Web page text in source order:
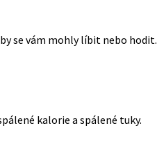
se vám mohly líbit nebo hodit.
kalorie a spálené tuky.